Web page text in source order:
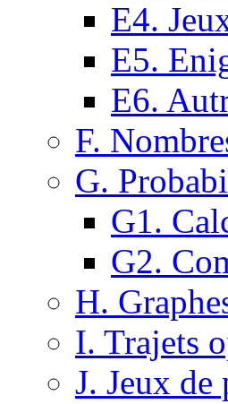
E4.
E5.
E6.
F.
G.
G1.
G2.
H.
I. Trajets
J. Jeux de